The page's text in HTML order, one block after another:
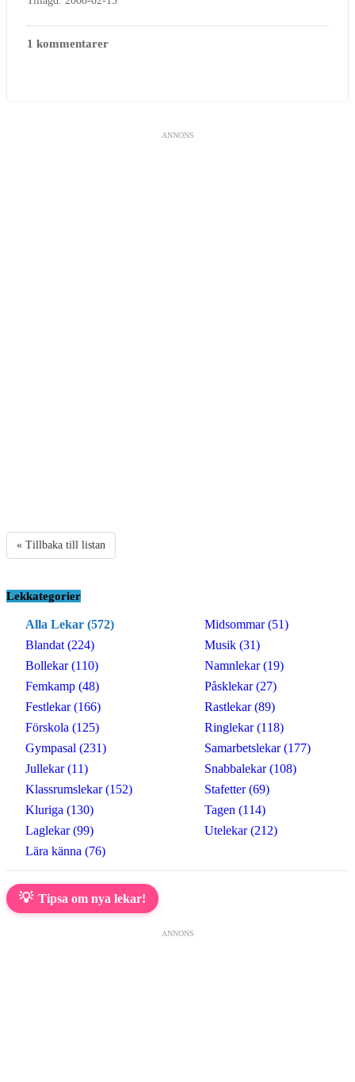
1 kommentarer
ANNONS
« Tillbaka till listan
Lekkategorier
Alla Lekar (572)
Blandat (224)
Bollekar (110)
Femkamp (48)
Festlekar (166)
Förskola (125)
Gympasal (231)
Jullekar (11)
Klassrumslekar (152)
Kluriga (130)
Laglekar (99)
Lära känna (76)
Midsommar (51)
Musik (31)
Namnlekar (19)
Påsklekar (27)
Rastlekar (89)
Ringlekar (118)
Samarbetslekar (177)
Snabbalekar (108)
Stafetter (69)
Tagen (114)
Utelekar (212)
💡 Tipsa om nya lekar!
ANNONS